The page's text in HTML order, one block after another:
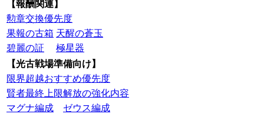
【報酬関連】
勲章交換優先度
果報の古箱 天醒の蒼玉
碧麗の証
極星器
【光古戦場準備向け】
限界超越おすすめ優先度
賢者最終上限解放の強化内容
マグナ編成
ゼウス編成